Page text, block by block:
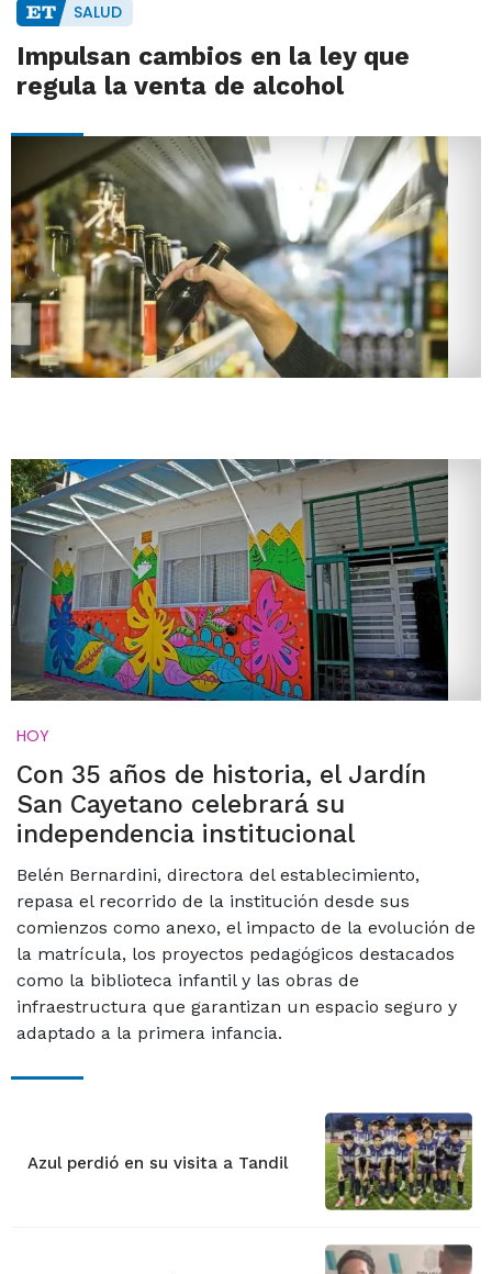
SALUD
Impulsan cambios en la ley que
regula la venta de alcohol
HOY
Con 35 años de historia, el Jardín
San Cayetano celebrará su
independencia institucional
Belén Bernardini, directora del establecimiento,
repasa el recorrido de la institución desde sus
comienzos como anexo, el impacto de la evolución de
la matrícula, los proyectos pedagógicos destacados
como la biblioteca infantil y las obras de
infraestructura que garantizan un espacio seguro y
adaptado a la primera infancia.
Azul perdió en su visita a Tandil